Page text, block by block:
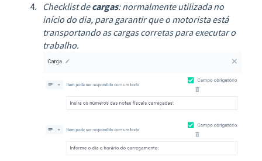
Checklist decargas: normalmente utilizada no
início do dia, para garantir que o motorista está
transportando as cargas corretas para executar o
trabalho.